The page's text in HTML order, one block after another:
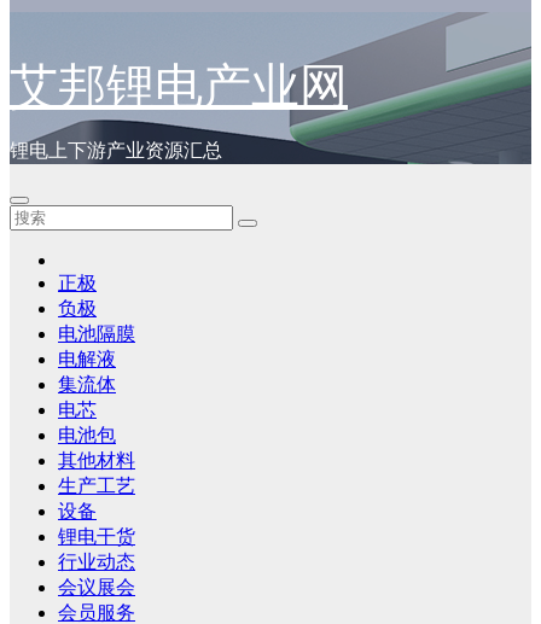
艾邦锂电产业网
锂电上下游产业资源汇总
正极
负极
电池隔膜
电解液
集流体
电芯
电池包
其他材料
生产工艺
设备
锂电干货
行业动态
会议展会
会员服务